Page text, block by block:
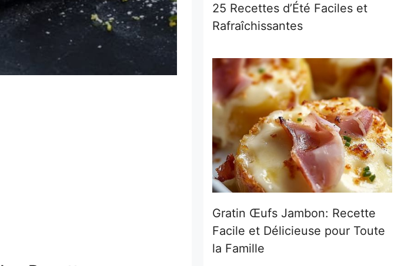
25 Recettes d’Été Faciles et
Rafraîchissantes
Gratin Œufs Jambon: Recette
Facile et Délicieuse pour Toute
la Famille